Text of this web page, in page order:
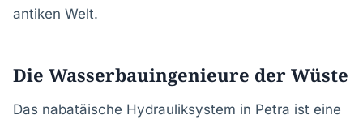
antiken Welt.
Die Wasserbauingenieure der Wüste
Das nabatäische Hydrauliksystem in Petra ist eine